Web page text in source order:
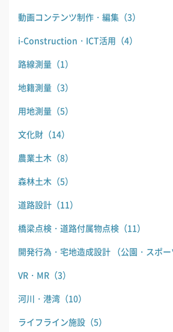
動画コンテンツ制作・編集 （3）
i-Construction・ICT活用 （4）
路線測量 （1）
地籍測量 （3）
用地測量 （5）
文化財 （14）
農業土木 （8）
森林土木 （5）
道路設計 （11）
橋梁点検・道路付属物点検 （11）
開発行為・宅地造成設計 （公園・スポー
VR・MR （3）
河川・港湾 （10）
ライフライン施設 （5）